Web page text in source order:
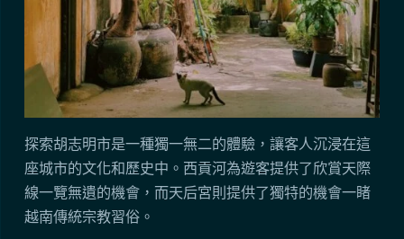
探索胡志明市是一種獨一無二的體驗，讓客人沉浸在這
座城市的文化和歷史中。西貢河為遊客提供了欣賞天際
線一覽無遺的機會，而天后宮則提供了獨特的機會一睹
越南傳統宗教習俗。